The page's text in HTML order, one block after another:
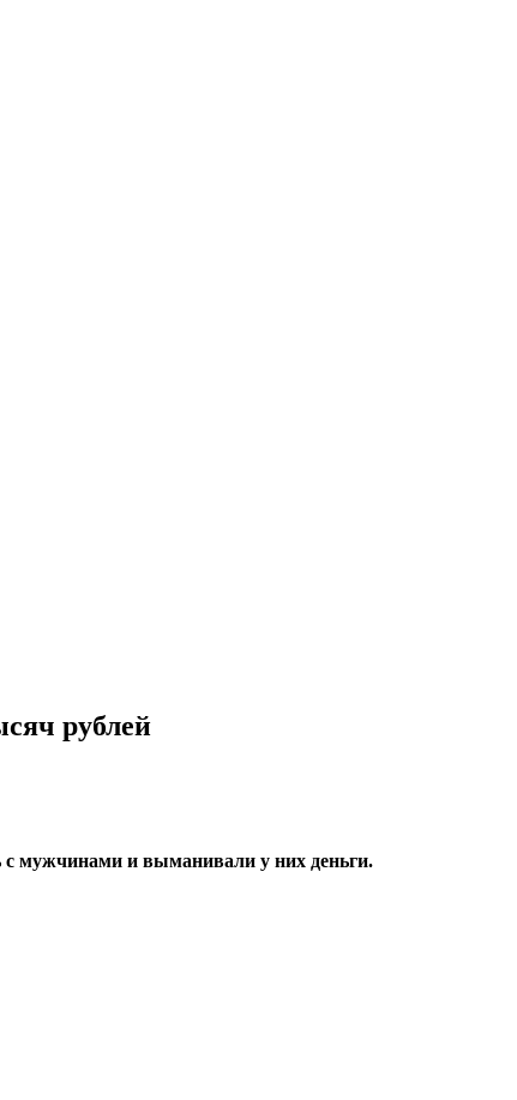
рублей
с мужчинами и выманивали у них деньги.